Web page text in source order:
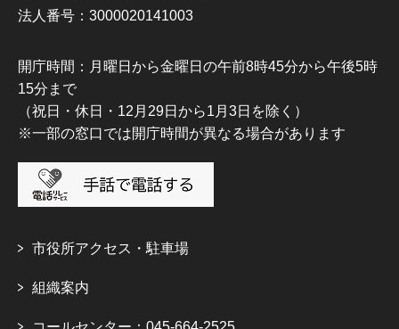
法人番号：3000020141003
開庁時間：月曜日から金曜日の午前8時45分から午後5時
15分まで
（祝日・休日・12月29日から1月3日を除く）
※一部の窓口では開庁時間が異なる場合があります
市役所アクセス・駐車場
組織案内